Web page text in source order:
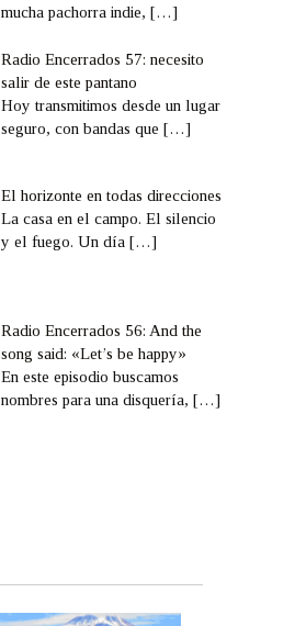
mucha pachorra indie,[…]
Radio Encerrados 57: necesito
salir de este pantano
Hoy transmitimos desde un lugar
seguro, con bandas que[…]
El horizonte en todas direcciones
La casa en el campo. El silencio
y el fuego. Un día[…]
Radio Encerrados 56: And the
song said: «Let’s be happy»
En este episodio buscamos
nombres para una disquería,[…]